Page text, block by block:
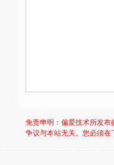
免责申明：偏爱技术所发
争议与本站无关。您必须